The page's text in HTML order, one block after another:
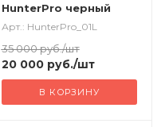
HunterPro черный
Арт.: HunterPro_01L
35 000руб./шт
20 000руб./шт
В КОРЗИНУ